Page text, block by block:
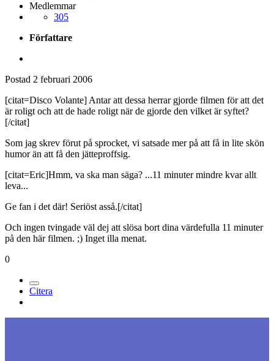
Medlemmar
305
Författare
Postad 2 februari 2006
[citat=Disco Volante] Antar att dessa herrar gjorde filmen för att det
är roligt och att de hade roligt när de gjorde den vilket är syftet?
[/citat]
Som jag skrev förut på sprocket, vi satsade mer på att få in lite skön
humor än att få den jätteproffsig.
[citat=Eric]Hmm, va ska man säga? ...11 minuter mindre kvar allt
leva...
Ge fan i det där! Seriöst asså.[/citat]
Och ingen tvingade väl dej att slösa bort dina värdefulla 11 minuter
på den här filmen. ;) Inget illa menat.
0
Citera